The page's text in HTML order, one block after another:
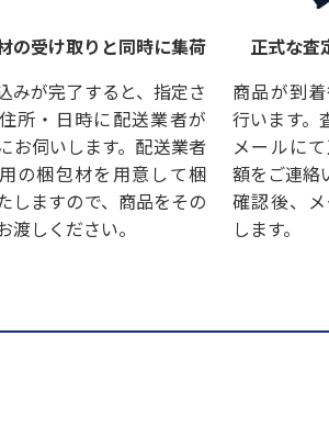
の受け取りと同時に集荷
みが完了すると、指定さ
所・日時に配送業者が
お伺いします。配送業者
の梱包材を用意して梱
しますので、商品をその
渡しください。
正式な査
商品が到
行います。
メールに
額をご連絡
確認後、
します。